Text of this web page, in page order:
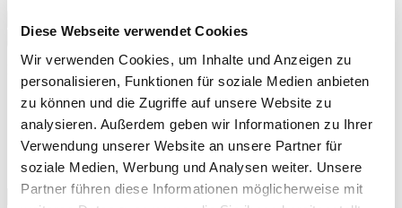
Diese Webseite verwendet Cookies
Wir verwenden Cookies, um Inhalte und Anzeigen zu
personalisieren, Funktionen für soziale Medien anbieten
zu können und die Zugriffe auf unsere Website zu
analysieren. Außerdem geben wir Informationen zu Ihrer
Verwendung unserer Website an unsere Partner für
soziale Medien, Werbung und Analysen weiter. Unsere
Partner führen diese Informationen möglicherweise mit
Recherche
Langue:
DE
EN
FR
ES
CZ